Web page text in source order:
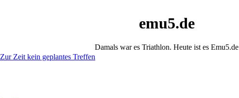
emu5.de
Damals war es Triathlon. Heute ist es Emu5.de
Zur Zeit kein geplantes Treffen